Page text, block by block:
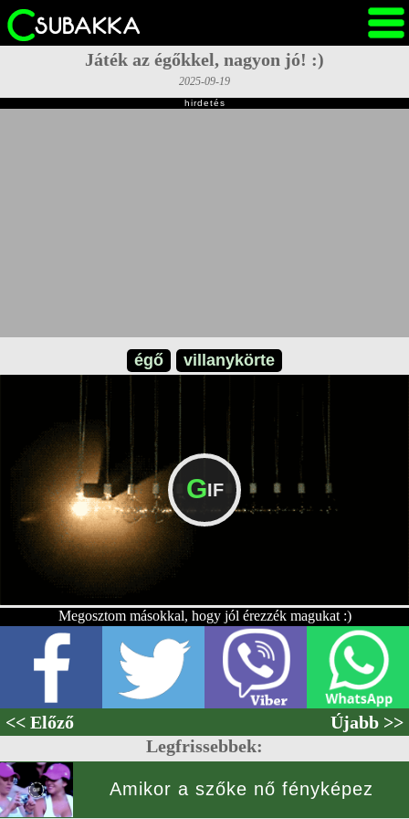
Játék az égőkkel, nagyon jó! :)
2025-09-19
hirdetés
égő villanykörte
GIF
Megosztom másokkal, hogy jól érezzék magukat :)
<< Előző
Újabb >>
Legfrissebbek:
Amikor a szőke nő fényképez